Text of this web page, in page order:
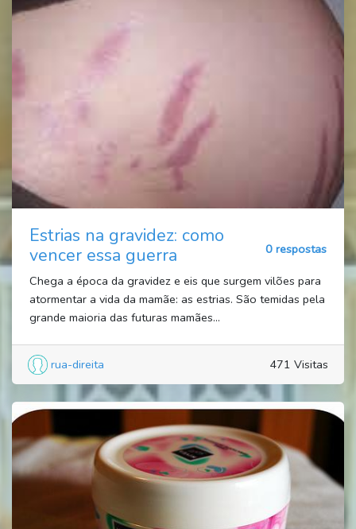
Estrias na gravidez: como
vencer essa guerra
0 respostas
Chega a época da gravidez e eis que surgem vilões para
atormentar a vida da mamãe: as estrias. São temidas pela
grande maioria das futuras mamães...
rua-direita 471 Visitas